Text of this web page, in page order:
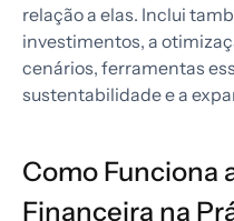
relação a elas. Inclui
investimentos, a
cenários, ferramentas
sustentabilidade e a
Como Funciona
Financeira na